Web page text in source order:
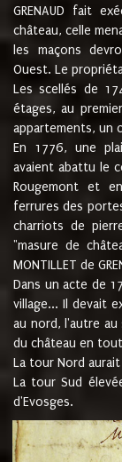
GRENAUD fait
château, celle
les maçons
Ouest. Le
Les scellés de
étages, au
appartements, un
En 1776, une
avaient abattu le
Rougemont et
ferrures des
charriots de
"masure de
MONTILLET de
Dans un acte de
village... Il devait
au nord, l'autre au
du château en
La tour Nord
La tour Sud
d'Evosges.